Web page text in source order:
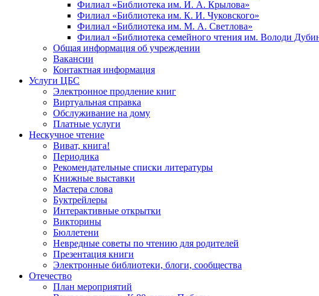
Филиал «Библиотека им. И. А. Крылова»
Филиал «Библиотека им. К. И. Чуковского»
Филиал «Библиотека им. М. А. Светлова»
Филиал «Библиотека семейного чтения им. Володи
Общая информация об учреждении
Вакансии
Контактная информация
Услуги ЦБС
Электронное продление книг
Виртуальная справка
Обслуживание на дому
Платные услуги
Нескучное чтение
Виват, книга!
Периодика
Рекомендательные списки литературы
Книжные выставки
Мастера слова
Буктрейлеры
Интерактивные открытки
Викторины
Бюллетени
Невредные советы по чтению для родителей
Презентация книги
Электронные библиотеки, блоги, сообщества
Отечество
План мероприятий